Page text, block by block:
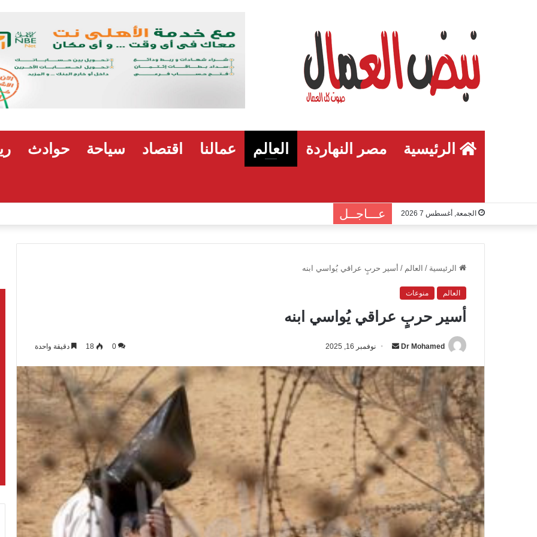
الرئيسية مصر النهاردة العالم عمالنا اقتصاد سياحة حوادث
الجمعة, أغسطس 7 2026 عـــاجــل
الرئيسية / العالم / أسير حربٍ عراقي يُواسي ابنه
العالم منوعات
أسير حربٍ عراقي يُواسي ابنه
Dr Mohamed
س
ل
ر
د
ا
ل
ك
نوفمبر 16, 2025 0
18 دقيقة واحدة